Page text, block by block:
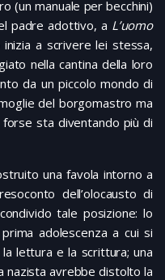
(un manuale per becchini)
padre adottivo, a L’uomo
a scrivere lei stessa,
nella cantina della loro
da un piccolo mondo di
del borgomastro ma
sta diventando più di
una favola intorno a
dell’olocausto di
tale posizione: lo
adolescenza a cui si
lettura e la scrittura; una
nazista avrebbe distolto la